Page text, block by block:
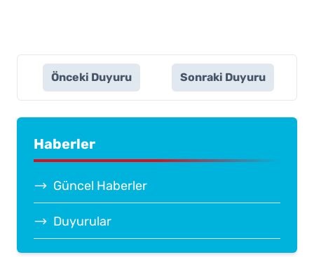
Önceki Duyuru Sonraki Duyuru
Haberler
Güncel Haberler
Duyurular